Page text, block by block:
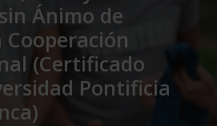
Ánimo de
Cooperación
(Certificado
Pontificia